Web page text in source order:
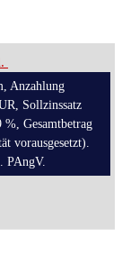
Anzahlung
Sollzinssatz
Gesamtbetrag
vorausgesetzt).
PAngV.